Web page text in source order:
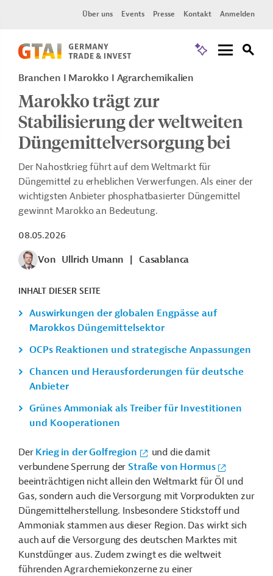
Über uns Events Presse Kontakt Anmelden
Branchen I Marokko I Agrarchemikalien
Marokko trägt zur
Stabilisierung der weltweiten
Düngemittelversorgung bei
Der Nahostkrieg führt auf dem Weltmarkt für
Düngemittel zu erheblichen Verwerfungen. Als einer der
wichtigsten Anbieter phosphatbasierter Düngemittel
gewinnt Marokko an Bedeutung.
08.05.2026
Von Ullrich Umann Casablanca
INHALT DIESER SEITE
Auswirkungen der globalen Engpässe auf
Marokkos Düngemittelsektor
OCPs Reaktionen und strategische Anpassungen
Chancen und Herausforderungen für deutsche
Anbieter
Grünes Ammoniak als Treiber für Investitionen
und Kooperationen
Der Krieg in der Golfregion
und die damit
verbundene Sperrung der Straße von Hormus
beeinträchtigen nicht allein den Weltmarkt für Öl und
Gas, sondern auch die Versorgung mit Vorprodukten zur
Düngemittelherstellung. Insbesondere Stickstoff und
Ammoniak stammen aus dieser Region. Das wirkt sich
auch auf die Versorgung des deutschen Marktes mit
Kunstdünger aus. Zudem zwingt es die weltweit
führenden Agrarchemiekonzerne zu einer